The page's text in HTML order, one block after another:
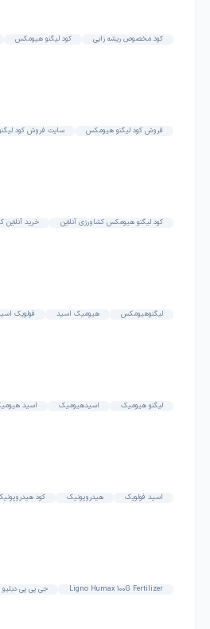
کود مخصوص ریشه زایی کود لیگنو هیومکس
فروش کود لیگنو هیومکس سایت فروش کود
کود لیگنو هیومکس کشاورزی آنلاین خرید
لیگنوهیومکس هیومیک اسید فولویک
لیگنو هیومیک اسیدهیومیک اسید
اسید فولویک هیدروپونیک کود
Ligno Humax 100G Fertilizer جی پی پی دبلیو